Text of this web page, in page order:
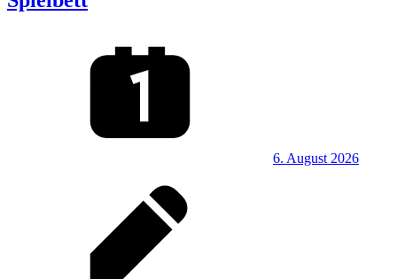
6. August 2026